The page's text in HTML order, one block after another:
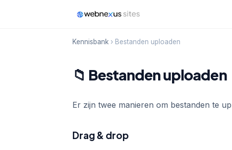
Kennisbank › Bestanden uploaden
📁 Bestanden uploaden
Er zijn twee manieren om bestanden te
Drag & drop